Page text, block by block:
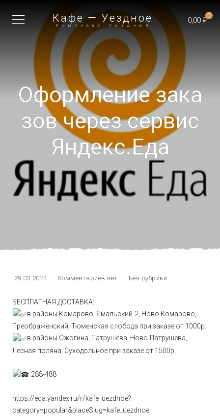
Кафе — Уездное
Комплекс Уездный
0
0,00 ₽
Оформление зака
зов через сервис
Яндекс.Еда
29.03.2024 Комментариев нет Без рубрики
БЕСПЛАТНАЯ ДОСТАВКА:
в районы Комарово, Ямальский-2, Ново Комарово,
Преображенский, Тюменская слобода при заказе от 1000р.
в районы Ожогина, Патрушева, Ново-Патрушева,
Лесная поляна, Суходольное при заказе от 1500р.
288-488
https://eda.yandex.ru/r/kafe_uezdnoe?
category=popular&placeSlug=kafe_uezdnoe